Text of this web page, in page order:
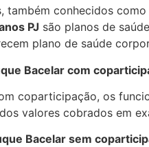
também conhecidos como
PJ são planos de
plano de saúde
Bacelar com
coparticipação, os
valores cobrados em
Bacelar sem